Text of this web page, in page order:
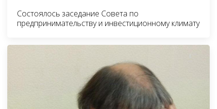
Состоялось заседание Совета по
предпринимательству и инвестиционному климату